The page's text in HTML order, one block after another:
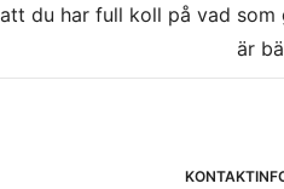
att du har full koll på vad som
är